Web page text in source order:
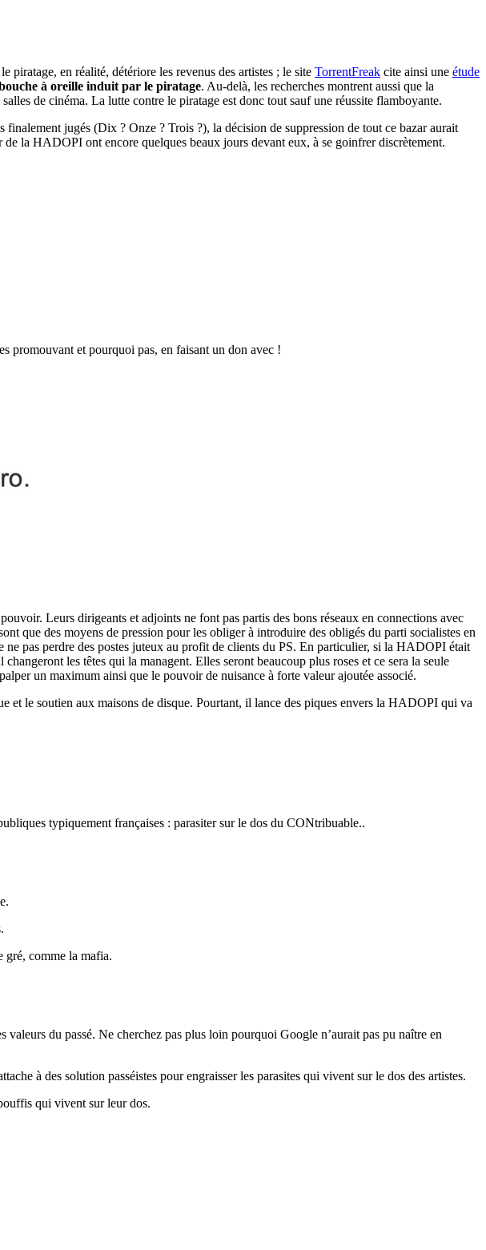
piratage, en réalité, détériore les revenus des artistes ; le site TorrentFreak cite ainsi une étude
à oreille induit par le piratage. Au-delà, les recherches montrent aussi que la
de cinéma. La lutte contre le piratage est donc tout sauf une réussite flamboyante.
jugés (Dix ? Onze ? Trois ?), la décision de suppression de tout ce bazar aurait
la HADOPI ont encore quelques beaux jours devant eux, à se goinfrer discrètement.
promouvant et pourquoi pas, en faisant un don avec !
Leurs dirigeants et adjoints ne font pas partis des bons réseaux en connections avec
que des moyens de pression pour les obliger à introduire des obligés du parti socialistes en
pas perdre des postes juteux au profit de clients du PS. En particulier, si la HADOPI était
les têtes qui la managent. Elles seront beaucoup plus roses et ce sera la seule
un maximum ainsi que le pouvoir de nuisance à forte valeur ajoutée associé.
et le soutien aux maisons de disque. Pourtant, il lance des piques envers la HADOPI qui va
typiquement françaises : parasiter sur le dos du CONtribuable..
gré, comme la mafia.
valeurs du passé. Ne cherchez pas plus loin pourquoi Google n’aurait pas pu naître en
à des solution passéistes pour engraisser les parasites qui vivent sur le dos des artistes.
qui vivent sur leur dos.